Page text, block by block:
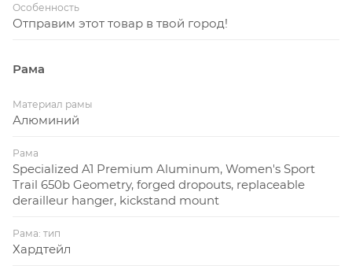
Особенность
Отправим этот товар в твой город!
Рама
Материал рамы
Алюминий
Рама
Specialized A1 Premium Aluminum, Women's Sport
Trail 650b Geometry, forged dropouts, replaceable
derailleur hanger, kickstand mount
Рама: тип
Хардтейл